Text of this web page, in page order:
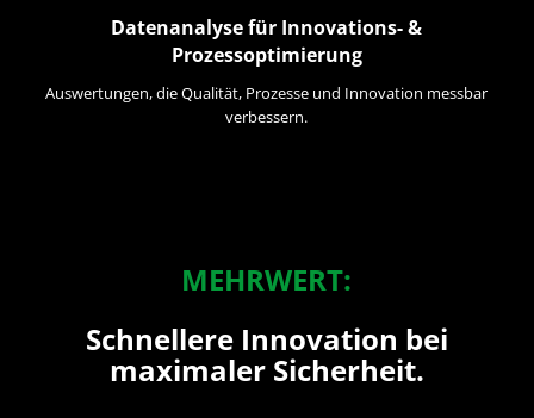
Datenanalyse für Innovations- &
Prozessoptimierung
Auswertungen, die Qualität, Prozesse und Innovation messbar
verbessern.
MEHRWERT:
Schnellere Innovation bei
maximaler Sicherheit.